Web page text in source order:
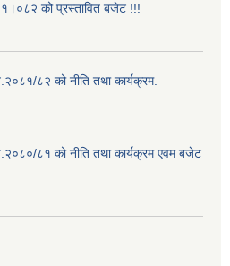
को प्रस्तावित बजेट !!!
८२ को नीति तथा कार्यक्रम.
८१ को नीति तथा कार्यक्रम एवम बजेट